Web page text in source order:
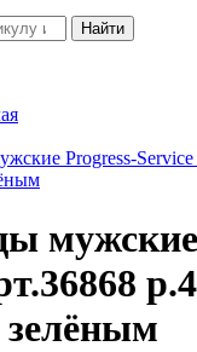
Найти
Progress-Service
мужские